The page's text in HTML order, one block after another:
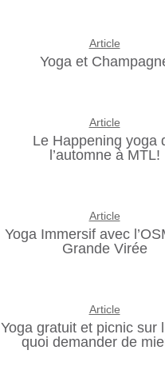
Article
Yoga et
Article
Le Happening yoga
l’automne à MTL!
Article
Yoga Immersif avec
Grande Virée
Article
Yoga gratuit et picnic sur
quoi demander de